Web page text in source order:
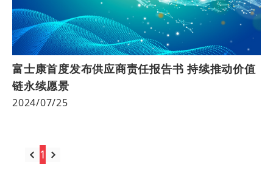
富士康首度发布供应商责任报告书 持续推动价值
链永续愿景
2024/07/25
1